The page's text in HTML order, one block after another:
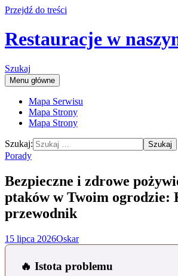
Przejdź do treści
Restauracje w
Szukaj
Menu główne
Mapa Serwisu
Mapa Strony
Mapa Strony
Szukaj:
Porady
Bezpieczne i zdrowe
ptaków w Twoim ogrodzie:
przewodnik
15 lipca 2026Oskar
🔥 Istota problemu